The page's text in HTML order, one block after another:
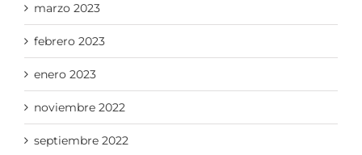
marzo 2023
febrero 2023
enero 2023
noviembre 2022
septiembre 2022